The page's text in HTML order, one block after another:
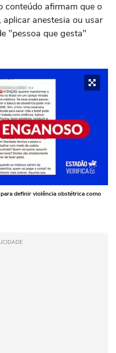
conteúdo afirmam que o
aplicar anestesia ou usar
"pessoa que gesta"
definir violência obstétrica como